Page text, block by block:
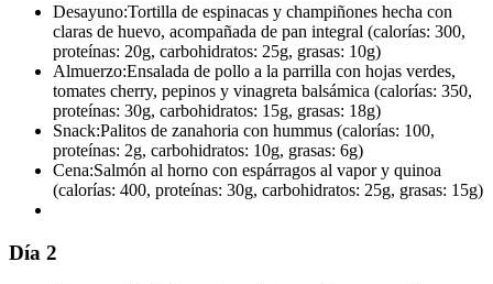
Desayuno:Tortilla de espinacas y champiñones hecha con
claras de huevo, acompañada de pan integral (calorías: 300,
proteínas: 20g, carbohidratos: 25g, grasas: 10g)
Almuerzo:Ensalada de pollo a la parrilla con hojas verdes,
tomates cherry, pepinos y vinagreta balsámica (calorías: 350,
proteínas: 30g, carbohidratos: 15g, grasas: 18g)
Snack:Palitos de zanahoria con hummus (calorías: 100,
proteínas: 2g, carbohidratos: 10g, grasas: 6g)
Cena:Salmón al horno con espárragos al vapor y quinoa
(calorías: 400, proteínas: 30g, carbohidratos: 25g, grasas: 15g)
Día 2